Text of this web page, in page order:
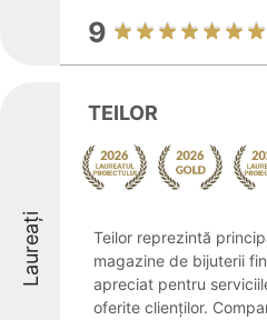
9
Laureați
TEILOR
Teilor reprezintă
magazine de bijuterii
apreciat pentru
oferite clienților.